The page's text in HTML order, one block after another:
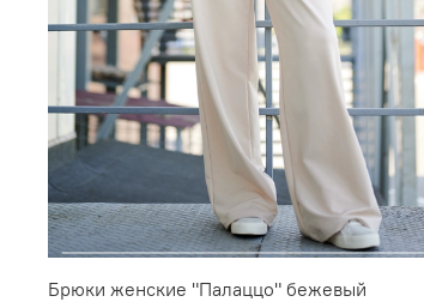
Брюки женские "Палаццо" бежевый